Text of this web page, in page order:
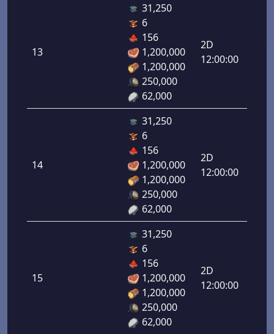
13
31,250
6
156
1,200,000
1,200,000
250,000
62,000
2D
12:00:00
14
31,250
6
156
1,200,000
1,200,000
250,000
62,000
2D
12:00:00
15
31,250
6
156
1,200,000
1,200,000
250,000
62,000
2D
12:00:00